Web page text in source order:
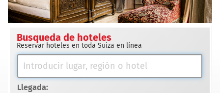
Busqueda de hoteles
Reservar hoteles en toda Suiza en línea
Llegada: